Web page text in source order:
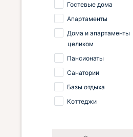
Гостевые дома
Апартаменты
Дома и апартаменты
целиком
Пансионаты
Санатории
Базы отдыха
Коттеджи